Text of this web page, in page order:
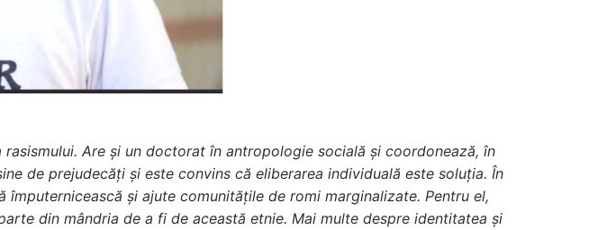
Are și un doctorat în antropologie socială și coordonează, în
de prejudecăți și este convins că eliberarea individuală este soluția. În
și ajute comunitățile de romi marginalizate. Pentru el,
din mândria de a fi de această etnie. Mai multe despre identitatea și